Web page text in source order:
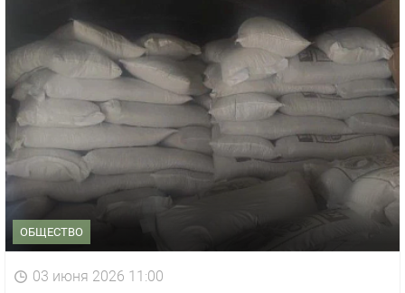
ОБЩЕСТВО
03 июня 2026 11:00